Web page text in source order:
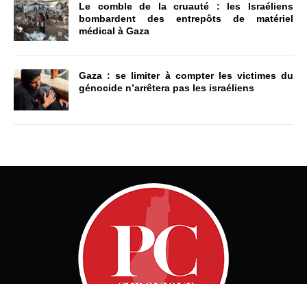
Le comble de la cruauté : les Israéliens
bombardent des entrepôts de matériel
médical à Gaza
Gaza : se limiter à compter les victimes du
génocide n’arrêtera pas les israéliens